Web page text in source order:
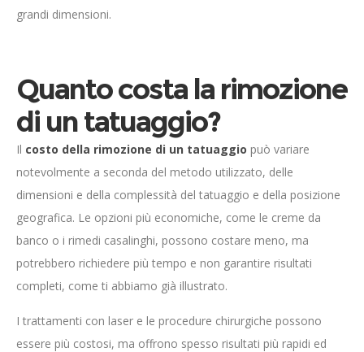
grandi dimensioni.
Quanto costa la rimozione
di un tatuaggio?
Il costo della rimozione di un tatuaggio può variare
notevolmente a seconda del metodo utilizzato, delle
dimensioni e della complessità del tatuaggio e della posizione
geografica. Le opzioni più economiche, come le creme da
banco o i rimedi casalinghi, possono costare meno, ma
potrebbero richiedere più tempo e non garantire risultati
completi, come ti abbiamo già illustrato.
I trattamenti con laser e le procedure chirurgiche possono
essere più costosi, ma offrono spesso risultati più rapidi ed